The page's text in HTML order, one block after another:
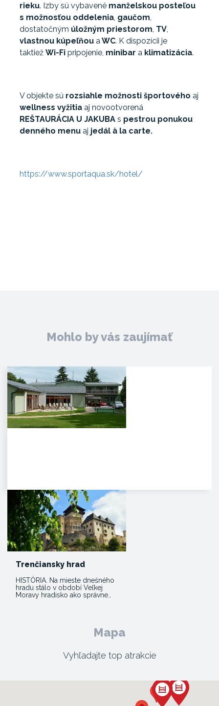
rieku. Izby sú vybavené manželskou posteľou
s možnosťou oddelenia gaučom
dostatočným úložným priestorom TV
vlastnou kúpeľňou a WC. K dispozícii je
taktiež Wi-Fi pripojenie, minibar a klimatizácia.
V objekte sú rozsiahle možnosti športového aj
wellness vyžitia aj novootvorená
REŠTAURÁCIA U JAKUBA s pestrou ponukou
denného menu aj jedál à la carte.
https://www.sportaqua.sk/hotel/
Mohlo by vás zaujímať
Trenčiansky hrad
HISTÓRIA. Na mieste dnešného
hradu stálo v období Veľkej
Moravy hradisko ako správne…
Mapa
Vyhľadajte top atrakcie